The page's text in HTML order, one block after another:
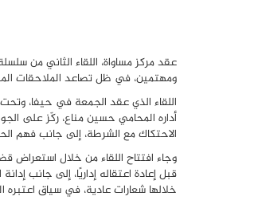
عقد مركز مساواة، اللقاء الثاني من
ومهتمين، في ظل تصاعد الملاحقات
اللقاء الذي عقد الجمعة في حيفا،
أداره المحامي حسين مناع، ركّز على
الاحتكاك مع الشرطة، إلى جانب فهم
وجاء افتتاح اللقاء من خلال استعراض
قبل إعادة اعتقاله إداريًا، إلى جانب
خلالها شعارات عادية، في سياق